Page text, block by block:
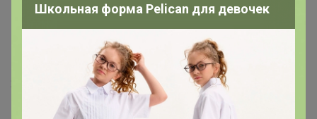
и роза тут яркие, сладкие, но не черезчур. Плюс
перчинка и сладкие деревяшки. Смородины мне не
положили. Стойкий и шлейфовый, аромат для
желающих заявить о себе.
21 июля, 2025 02:09
Школьная форма Pelican для девочек